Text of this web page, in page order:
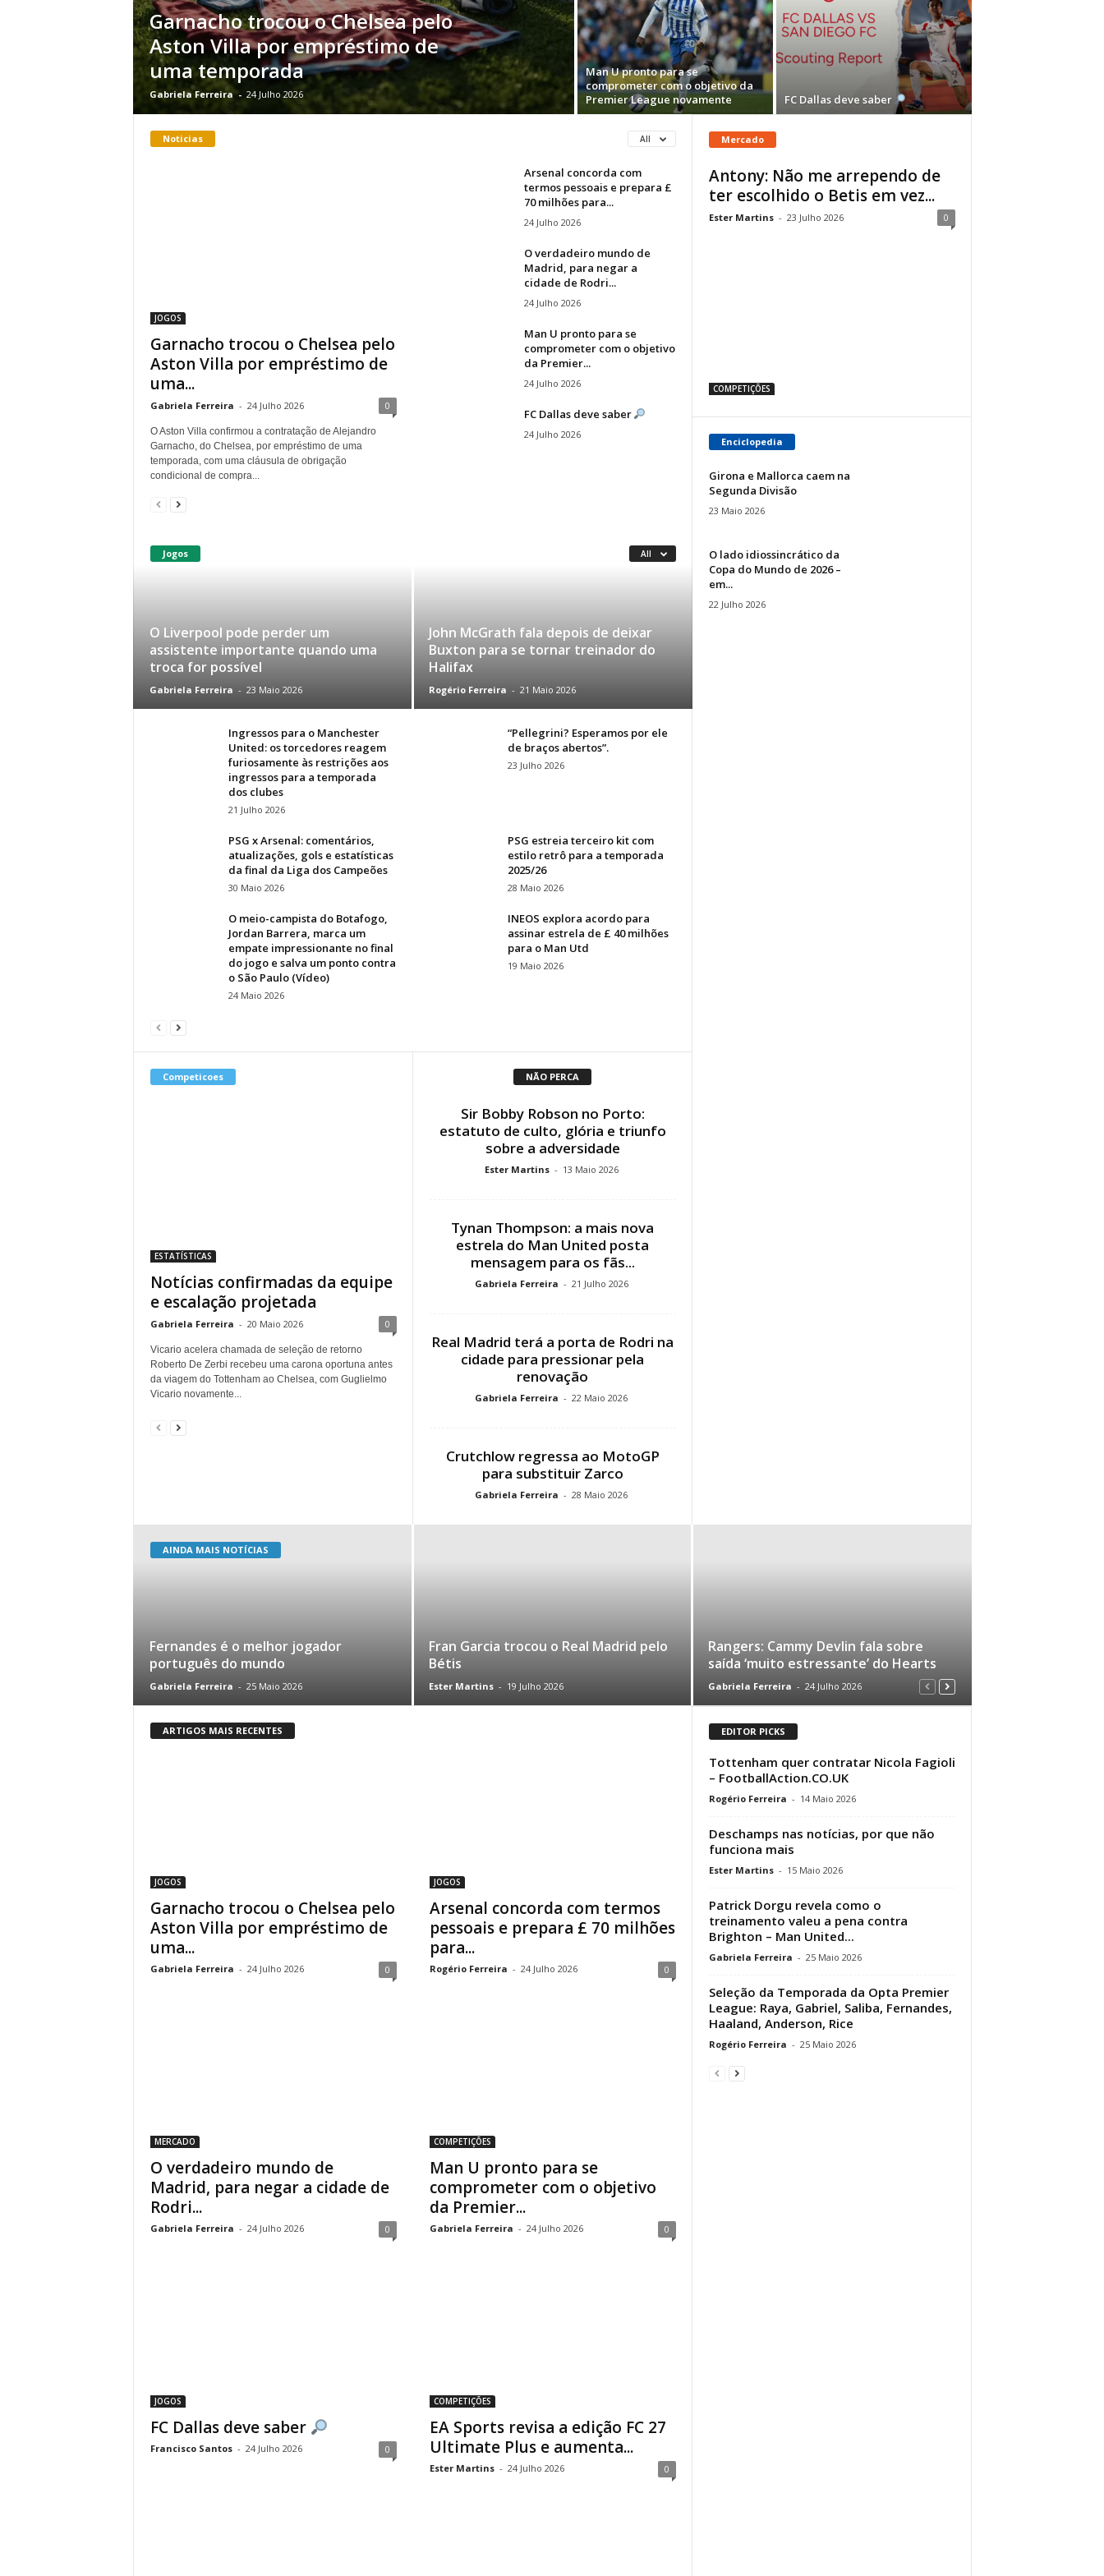
Garnacho trocou o Chelsea pelo
Aston Villa por empréstimo de
uma temporada
Gabriela Ferreira - 24 Julho 2026
Man U pronto para se
comprometer com o objetivo da
Premier League novamente
FC Dallas deve saber
Noticias All
JOGOS
Garnacho trocou o Chelsea pelo
Aston Villa por empréstimo de
uma...
Gabriela Ferreira - 24 Julho 2026 0
O Aston Villa confirmou a contratação de Alejandro
Garnacho, do Chelsea, por empréstimo de uma
temporada, com uma cláusula de obrigação
condicional de compra...
Arsenal concorda com
termos pessoais e prepara £
70 milhões para...
24 Julho 2026
O verdadeiro mundo de
Madrid, para negar a
cidade de Rodri...
24 Julho 2026
Man U pronto para se
comprometer com o objetivo
da Premier...
24 Julho 2026
FC Dallas deve saber
24 Julho 2026
Jogos All
O Liverpool pode perder um
assistente importante quando uma
troca for possível
Gabriela Ferreira - 23 Maio 2026
John McGrath fala depois de deixar
Buxton para se tornar treinador do
Halifax
Rogério Ferreira - 21 Maio 2026
Ingressos para o Manchester
United: os torcedores reagem
furiosamente às restrições aos
ingressos para a temporada
dos clubes
21 Julho 2026
“Pellegrini? Esperamos por ele
de braços abertos”.
23 Julho 2026
PSG x Arsenal: comentários,
atualizações, gols e estatísticas
da final da Liga dos Campeões
30 Maio 2026
PSG estreia terceiro kit com
estilo retrô para a temporada
2025/26
28 Maio 2026
O meio-campista do Botafogo,
Jordan Barrera, marca um
empate impressionante no final
do jogo e salva um ponto contra
o São Paulo (Vídeo)
24 Maio 2026
INEOS explora acordo para
assinar estrela de £ 40 milhões
para o Man Utd
19 Maio 2026
Competicoes
ESTATÍSTICAS
Notícias confirmadas da equipe
e escalação projetada
Gabriela Ferreira - 20 Maio 2026 0
Vicario acelera chamada de seleção de retorno
Roberto De Zerbi recebeu uma carona oportuna antes
da viagem do Tottenham ao Chelsea, com Guglielmo
Vicario novamente...
NÃO PERCA
Sir Bobby Robson no Porto:
estatuto de culto, glória e triunfo
sobre a adversidade
Ester Martins - 13 Maio 2026
Tynan Thompson: a mais nova
estrela do Man United posta
mensagem para os fãs...
Gabriela Ferreira - 21 Julho 2026
Real Madrid terá a porta de Rodri na
cidade para pressionar pela
renovação
Gabriela Ferreira - 22 Maio 2026
Crutchlow regressa ao MotoGP
para substituir Zarco
Gabriela Ferreira - 28 Maio 2026
Mercado
Antony: Não me arrependo de
ter escolhido o Betis em vez...
Ester Martins - 23 Julho 2026 0
COMPETIÇÕES
Enciclopedia
Girona e Mallorca caem na
Segunda Divisão
23 Maio 2026
O lado idiossincrático da
Copa do Mundo de 2026 –
em...
22 Julho 2026
AINDA MAIS NOTÍCIAS
Fernandes é o melhor jogador
português do mundo
Gabriela Ferreira - 25 Maio 2026
Fran Garcia trocou o Real Madrid pelo
Bétis
Ester Martins - 19 Julho 2026
Rangers: Cammy Devlin fala sobre
saída ‘muito estressante’ do Hearts
Gabriela Ferreira - 24 Julho 2026
ARTIGOS MAIS RECENTES
JOGOS
Garnacho trocou o Chelsea pelo
Aston Villa por empréstimo de
uma...
Gabriela Ferreira - 24 Julho 2026 0
JOGOS
Arsenal concorda com termos
pessoais e prepara £ 70 milhões
para...
Rogério Ferreira - 24 Julho 2026 0
MERCADO
O verdadeiro mundo de
Madrid, para negar a cidade de
Rodri...
Gabriela Ferreira - 24 Julho 2026 0
COMPETIÇÕES
Man U pronto para se
comprometer com o objetivo
da Premier...
Gabriela Ferreira - 24 Julho 2026 0
JOGOS
FC Dallas deve saber
Francisco Santos - 24 Julho 2026 0
COMPETIÇÕES
EA Sports revisa a edição FC 27
Ultimate Plus e aumenta...
Ester Martins - 24 Julho 2026 0
EDITOR PICKS
Tottenham quer contratar Nicola Fagioli
– FootballAction.CO.UK
Rogério Ferreira - 14 Maio 2026
Deschamps nas notícias, por que não
funciona mais
Ester Martins - 15 Maio 2026
Patrick Dorgu revela como o
treinamento valeu a pena contra
Brighton – Man United...
Gabriela Ferreira - 25 Maio 2026
Seleção da Temporada da Opta Premier
League: Raya, Gabriel, Saliba, Fernandes,
Haaland, Anderson, Rice
Rogério Ferreira - 25 Maio 2026